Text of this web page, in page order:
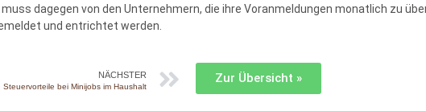
dagegen von den Unternehmern, die ihre Voranmeldungen monatlich zu
und entrichtet werden.
NÄCHSTER
Steuervorteile bei Minijobs im Haushalt
Zur Übersicht »